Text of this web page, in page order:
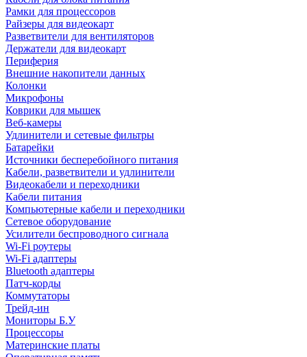
Рамки для процессоров
Райзеры для видеокарт
Разветвители для вентиляторов
Держатели для видеокарт
Периферия
Внешние накопители данных
Колонки
Микрофоны
Коврики для мышек
Веб-камеры
Удлинители и сетевые фильтры
Батарейки
Источники бесперебойного питания
Кабели, разветвители и удлинители
Видеокабели и переходники
Кабели питания
Компьютерные кабели и переходники
Сетевое оборудование
Усилители беспроводного сигнала
Wi-Fi роутеры
Wi-Fi адаптеры
Bluetooth адаптеры
Патч-корды
Коммутаторы
Трейд-ин
Мониторы Б.У
Процессоры
Материнские платы